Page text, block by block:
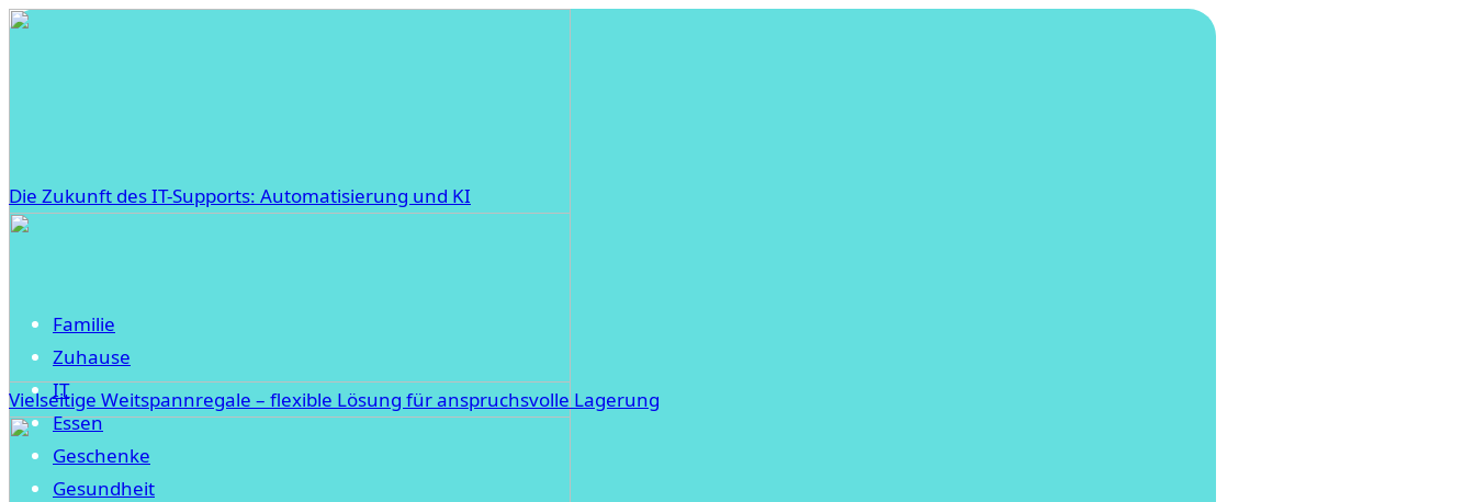
Die Zukunft des IT-Supports: Automatisierung und KI
Vielseitige Weitspannregale – flexible Lösung für anspruchsvolle Lagerung
Familie
Zuhause
IT
Essen
Geschenke
Gesundheit